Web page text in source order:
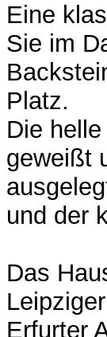
Eine
Sie im
Platz.
Die
geweißt
und der
Das
Erfurter